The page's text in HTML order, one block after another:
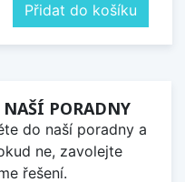
Přidat do košíku
PORADNY
do naší poradny a
ne, zavolejte
řešení.